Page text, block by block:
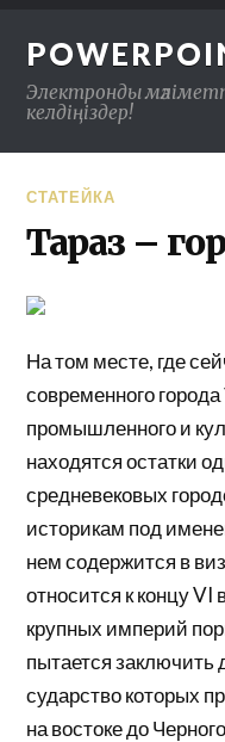
Электронды
келдіңіздер!
СТАТЕЙКА
Тараз –
На том месте, где
современного
промышленно­го и
находятся остатки
средневековых
историкам под
нем содержится в
относится к концу
крупных империй
пытается заключить
сударство которых
на востоке до